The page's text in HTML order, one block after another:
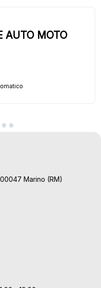
AUTO MOTO
Marino (RM)